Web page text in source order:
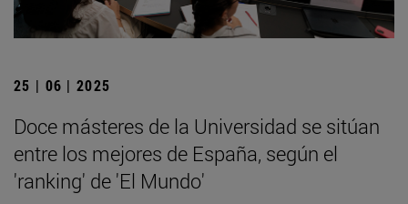
25 | 06 | 2025
Doce másteres de la Universidad se sitúan
entre los mejores de España, según el
'ranking' de 'El Mundo'